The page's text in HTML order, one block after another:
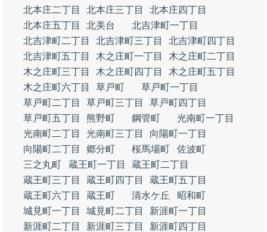
北本庄二丁目
北本庄三丁目
北本庄四丁目
北本庄五丁目
北美台
北吉津町一丁目
北吉津町二丁目
北吉津町三丁目
北吉津町四丁目
北吉津町五丁目
木之庄町一丁目
木之庄町二丁目
木之庄町三丁目
木之庄町四丁目
木之庄町五丁目
木之庄町六丁目
草戸町
草戸町一丁目
草戸町二丁目
草戸町三丁目
草戸町四丁目
草戸町五丁目
熊野町 鋼管町
光南町一丁目
光南町二丁目
光南町三丁目
向陽町一丁目
向陽町二丁目
郷分町 桜馬場町
佐波町
三之丸町
蔵王町一丁目
蔵王町二丁目
蔵王町三丁目
蔵王町四丁目
蔵王町五丁目
蔵王町六丁目
蔵王町 清水ケ丘
昭和町
城見町一丁目
城見町二丁目
新涯町一丁目
新涯町二丁目
新涯町三丁目
新涯町四丁目